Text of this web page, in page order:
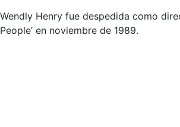
Wendly Henry fue despedida como
People’ en noviembre de 1989.